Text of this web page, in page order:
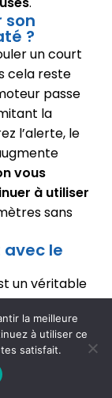
son
?
un court
cela reste
passe
la
l’alerte, le
vous
à utiliser
sans
le
un véritable
orange
bouché
Si
et
la meilleure
à utiliser ce
satisfait.